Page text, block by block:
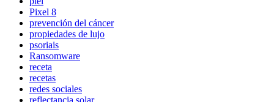
Pixel 8
prevención del cáncer
propiedades de lujo
psoriais
Ransomware
receta
recetas
redes sociales